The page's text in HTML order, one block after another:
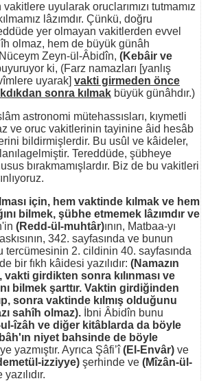
uyularak oruclarımızı tutmamız
lâzımdır. Çünkü, doğru
yer olmayan vakitlerden evvel
olmaz, hem de büyük günâh
Zeyn-ül-Âbidîn, (Kebâir ve
ki, (Farz namazları [yanlış
uyarak] vakti girmeden önce
sonra kılmak büyük günâhdır.)
astronomi mütehassısları, kıymetli
ve oruc vakitlerinin tayinine âid hesâb
bildirmişlerdir. Bu usûl ve kâideler,
Tereddüde, şübheye
bırakmamışlardır. Biz de bu vakitleri
için, hem vaktinde kılmak ve hem
bilmek, şübhe etmemek lâzımdır ve
(Redd-ül-muhtâr)ının, Matbaa-yı
342. sayfasında ve bunun
tercümesinin 2. cildinin 40. sayfasında
de bir fıkh kâidesi yazılıdır: (Namazın
girdikten sonra kılınması ve
bilmek şarttır. Vaktin girdiğinden
sonra vaktinde kılmış olduğunu
sahîh olmaz). İbni Âbidîn bunu
îzâh ve diğer kitâblarda da böyle
niyet bahsinde de böyle
yazmıştır. Ayrıca Şâfi’î(El-Envâr) ve
izziyye) şerhinde ve (Mîzân-ül-